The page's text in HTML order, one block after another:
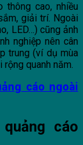
cao, nhiều
giải trí. Ngoài
LED…) cũng ảnh
nghiệp nên cân
trung (ví dụ mùa
quanh năm.
cáo ngoài
cáo